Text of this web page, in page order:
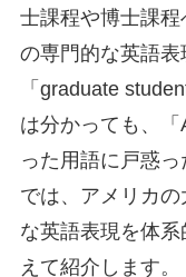
士課程や博士課程
の専門的な英語表
「graduate
は分かっても、
った用語に戸惑
では、アメリカ
な英語表現を体
えて紹介します。